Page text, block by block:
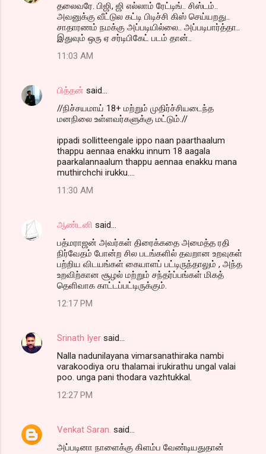
தலைவரே. பிஜி, ஜி எல்லாம் ரேட்டிங்.. சிஸ்டம்..
அவனுக்கு வீட்டுல கட்டி பிடிச்சி கிஸ் செய்யறது..
சாதாரணம் நமக்கு அப்படியில்லை.. அப்படிபார்த்தா..
இதுவும் ஒரு ஏ சர்டிபிகேட் படம் தான்..
11:03 AM
பித்தன் said…
//நிச்சயமாய் 18+ மற்றும் முதிர்ச்சியடைந்த
மனநிலை உள்ளவர்களுக்கு மட்டும்.//
ippadi sollitteengale ippo naan paarthaalum
thappu aennaa enakku innum 18 aagala
paarkalannaalum thappu aennaa enakku mana
muthirchchi irukku....
11:30 AM
ஆண்டனி said…
பத்மராஜன் அவர்கள் திரைக்கதை அமைத்த ரதி
நிர்வேதம் போன்ற சில படங்களில் தவறான உறவுகள்
பற்றிய விடயங்கள் கையாளப் பட்டிருந்தாலும் , அந்த
உறவிற்கான சூழல் மற்றும் சந்தர்ப்பங்கள் மிகத்
தெளிவாக காட்டப்பட்டிருக்கும்.
12:17 PM
Srinath Iyer said…
Nalla nadunilayana vimarsanathiraka nambi
varakoodiya oru thalamai irukirathu ungal valai
poo. unga pani thodara vazhtukkal.
12:27 PM
Venkat Saran. said…
அப்படினா நாளைக்கு கிளம்ப வேண்டியதுதான்